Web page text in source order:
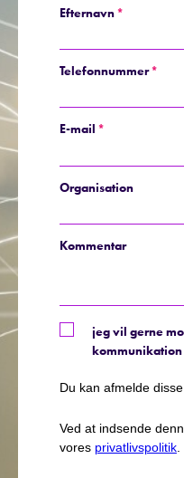
Efternavn*
Telefonnummer*
E-mail *
Organisation
Kommentar
jeg vil gerne
kommunikation
Du kan afmelde
Ved at indsende
vores privatlivspolitik.